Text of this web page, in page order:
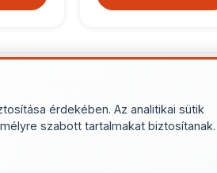
érdekében. Az analitikai sütik
szabott tartalmakat biztosítanak.
További